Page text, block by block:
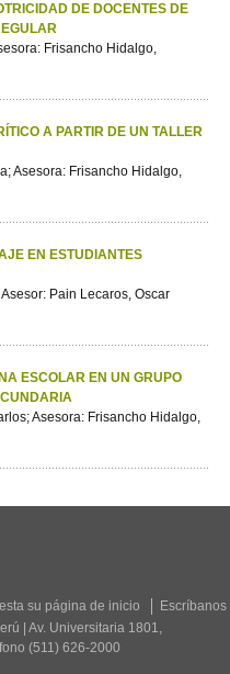
DE DOCENTES DE
Frisancho Hidalgo,
A PARTIR DE UN TALLER
Asesora: Frisancho Hidalgo,
EN ESTUDIANTES
Pain Lecaros, Oscar
ESCOLAR EN UN GRUPO
Asesora: Frisancho Hidalgo,
su página de inicio
Escríbanos
| Av. Universitaria 1801,
(511) 626-2000